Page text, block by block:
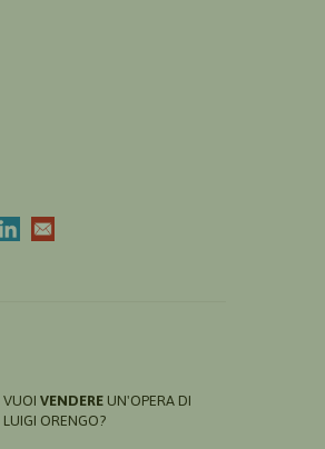
VUOI VENDERE UN'OPERA DI
LUIGI ORENGO?